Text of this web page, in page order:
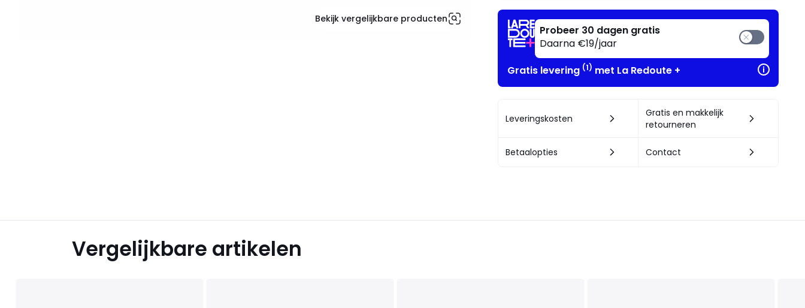
Bekijk vergelijkbare producten
Probeer 30 dagen gratis
Daarna €19/jaar
Gratis levering (1) met La Redoute +
Leveringskosten
Gratis en makkelijk
retourneren
Betaalopties Contact
Vergelijkbare artikelen